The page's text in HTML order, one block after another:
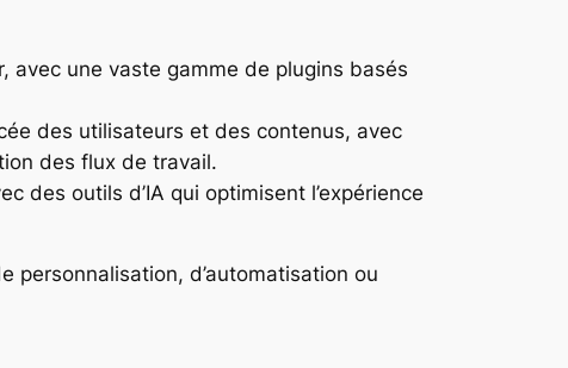
avec une vaste gamme de plugins basés
des utilisateurs et des contenus, avec
des flux de travail.
des outils d’IA qui optimisent l’expérience
personnalisation, d’automatisation ou